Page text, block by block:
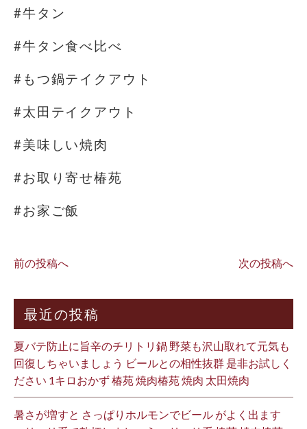
#牛タン
#牛タン食べ比べ
#もつ鍋テイクアウト
#太田テイクアウト
#美味しい焼肉
#お取り寄せ椿苑
#お家ご飯
前の投稿へ 次の投稿へ
最近の投稿
夏バテ防止に旨辛のチリトリ鍋 野菜も沢山取れて元気も
回復しちゃいましょう ビールとの相性抜群 是非お試しく
ださい 1キロおかず 椿苑 焼肉椿苑 焼肉 太田焼肉
暑さが増すと さっぱりホルモンでビール がよく出ます